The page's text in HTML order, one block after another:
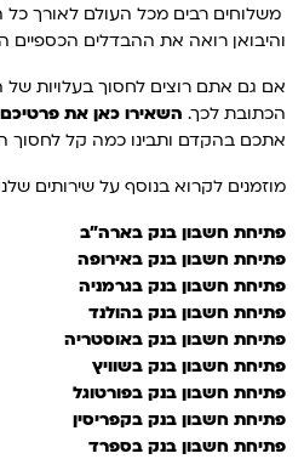
משלוחים רבים מכל העולם לאורך
והיבואן רואה את ההבדלים הכספיים
אם גם אתם רוצים לחסוך בעלויות
הכתובת לכך. השאירו כאן את פרטיכם
אתכם בהקדם ותבינו כמה קל לחסוך
מוזמנים לקרוא בנוסף על שירותים
פתיחת חשבון בנק בארה"ב
פתיחת חשבון בנק באירופה
פתיחת חשבון בנק בגרמניה
פתיחת חשבון בנק בהולנד
פתיחת חשבון בנק באוסטריה
פתיחת חשבון בנק בשוויץ
פתיחת חשבון בנק בפורטוגל
פתיחת חשבון בנק בקפריסין
פתיחת חשבון בנק בספרד